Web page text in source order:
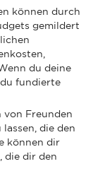
können durch
gemildert
du deine
fundierte
von Freunden
die den
können dir
die dir den